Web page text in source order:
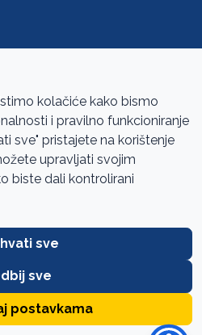
kolačiće kako bismo
i pravilno funkcioniranje
sve" pristajete na korištenje
upravljati svojim
biste dali kontrolirani
sve
sve
postavkama